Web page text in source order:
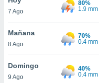
en
más
nuestra
7 Ago
80%
1.9 mm
Mañana
8 Ago
70%
0.4 mm
Domingo
9 Ago
40%
0.4 mm